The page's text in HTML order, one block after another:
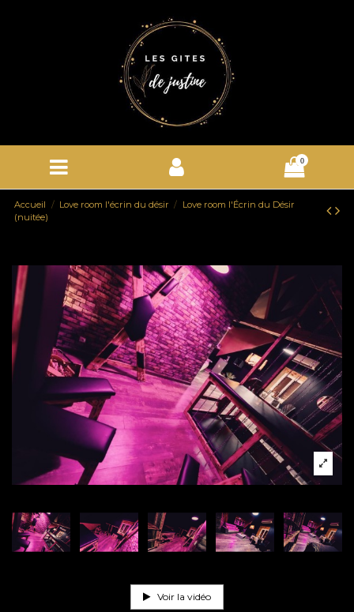
0
Accueil Love room l'écrin du désir
Love room l'Écrin du Désir
(nuitée)
Voir la vidéo